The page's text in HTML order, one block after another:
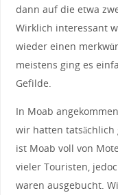
dann auf die etwa
Wirklich interessant
wieder einen
meistens ging es
Gefilde.
In Moab
wir hatten tatsächlich
ist Moab voll von
vieler Touristen,
waren ausgebucht.